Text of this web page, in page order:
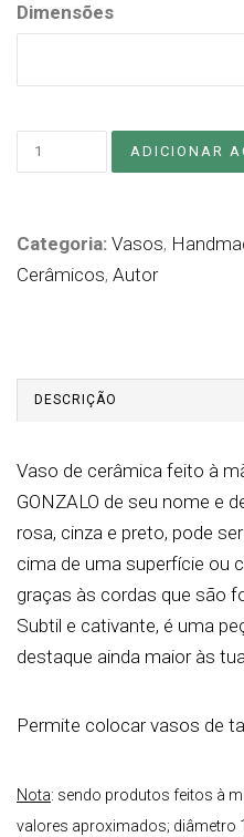
Dimensões
Categoria: Vasos,
Cerâmicos, Autor
DESCRIÇÃO
Vaso de cerâmica feito à
GONZALO de seu nome e
rosa, cinza e preto, pode
cima de uma superfície ou
graças às cordas que são
Subtil e cativante, é uma
destaque ainda maior às
Permite colocar vasos de
Nota: sendo produtos feitos à
valores aproximados; diâmetro